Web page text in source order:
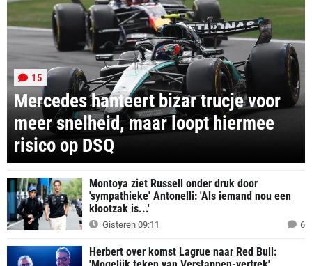
Mercedes hanteert bizar trucje voor
meer snelheid, maar loopt hiermee
risico op DSQ
15
Montoya ziet Russell onder druk door
'sympathieke' Antonelli: 'Als iemand nou een
klootzak is...'
Gisteren 09:11 6
Herbert over komst Lagrue naar Red Bull: